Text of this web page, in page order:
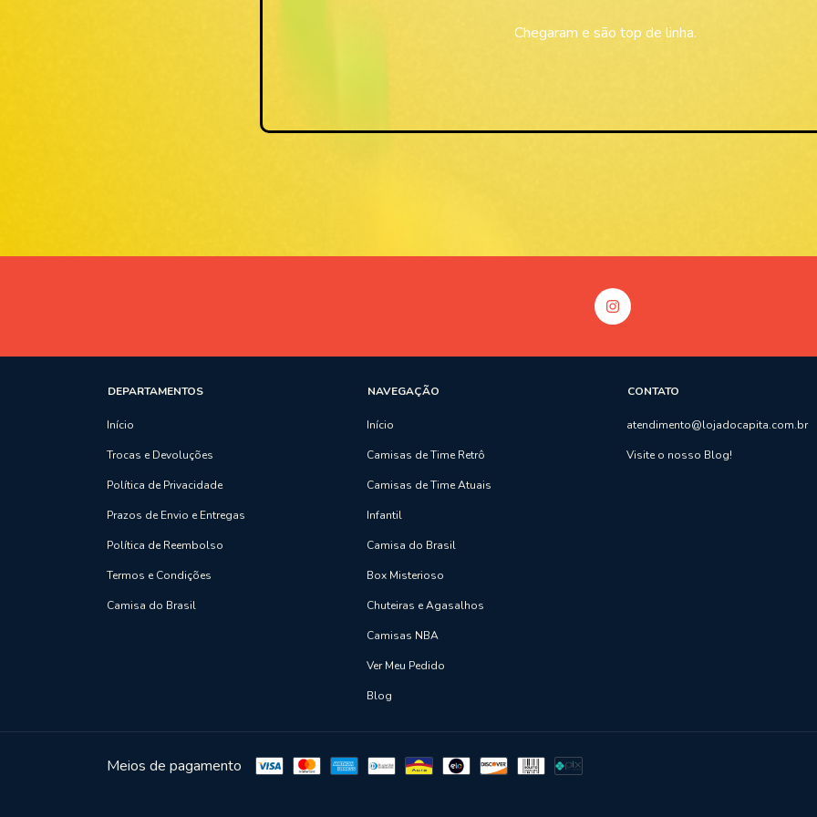
A minha chegou bem rápido e valeu mto a pena.
DEPARTAMENTOS
Início
Trocas e Devoluções
Política de Privacidade
Prazos de Envio e Entregas
Política de Reembolso
Termos e Condições
Camisa do Brasil
NAVEGAÇÃO
Início
Camisas de Time Retrô
Camisas de Time Atuais
Infantil
Camisa do Brasil
Box Misterioso
Chuteiras e Agasalhos
Camisas NBA
Ver Meu Pedido
Blog
CONTATO
atendimento@lojadocapita.com.br
Visite o nosso Blog!
Meios de pagamento